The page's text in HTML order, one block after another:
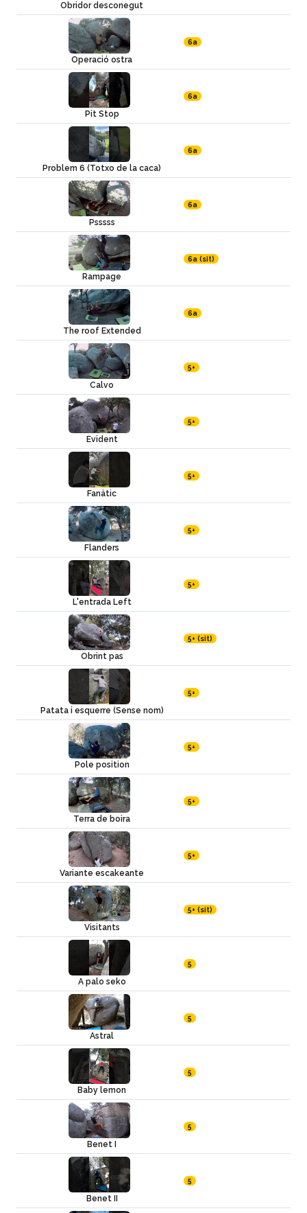
Obridor desconegut
Operació ostra
6a
Pit Stop
6a
Problem 6 (Totxo de la caca)
6a
Psssss
6a
Rampage
6a (sit)
The roof Extended
6a
Calvo
5+
Evident
5+
Fanàtic
5+
Flanders
5+
L'entrada Left
5+
Obrint pas
5+ (sit)
Patata i esquerre (Sense nom)
5+
Pole position
5+
Terra de boira
5+
Variante escakeante
5+
Visitants
5+ (sit)
A palo seko
5
Astral
5
Baby lemon
5
Benet I
5
Benet II
5